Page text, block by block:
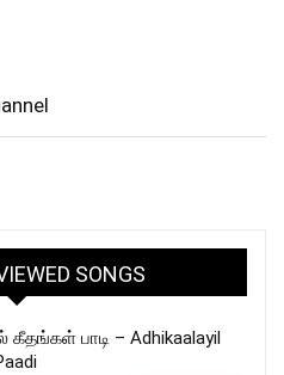
SONGS
பாடி – Adhikaalayil